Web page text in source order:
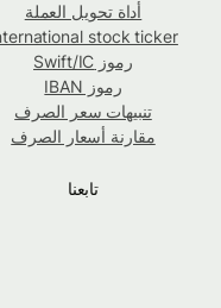
أداة تحويل العملة
International stock ticker
رموز Swift/IC
رموز IBAN
تنبيهات سعر الصرف
مقارنة أسعار الصرف
تابعنا